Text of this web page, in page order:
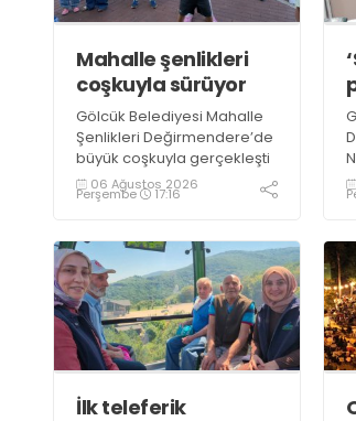
Mahalle şenlikleri
coşkuyla sürüyor
Gölcük Belediyesi Mahalle
Şenlikleri Değirmendere’de
büyük coşkuyla gerçekleşti
06 Ağustos 2026
Perşembe 17:16
İlk teleferik